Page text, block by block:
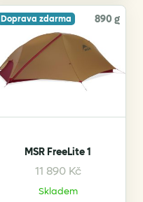
Doprava zdarma 890 g
MSR FreeLite 1
11 890 Kč
Skladem
This
product